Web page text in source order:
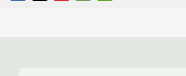
FACEBOOK
TWITTERFLIPBOARD
E-
WHATSAPP